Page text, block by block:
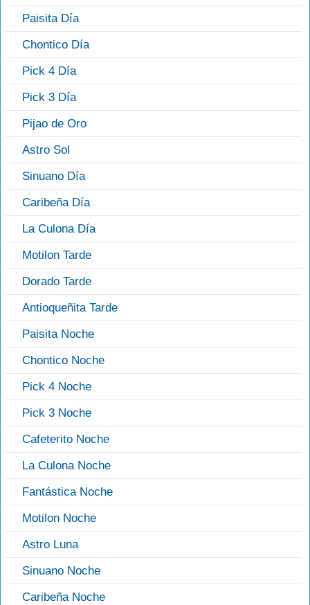
Paisita Día
Chontico Día
Pick 4 Día
Pick 3 Día
Pijao de Oro
Astro Sol
Sinuano Día
Caribeña Día
La Culona Día
Motilon Tarde
Dorado Tarde
Antioqueñita Tarde
Paisita Noche
Chontico Noche
Pick 4 Noche
Pick 3 Noche
Cafeterito Noche
La Culona Noche
Fantástica Noche
Motilon Noche
Astro Luna
Sinuano Noche
Caribeña Noche